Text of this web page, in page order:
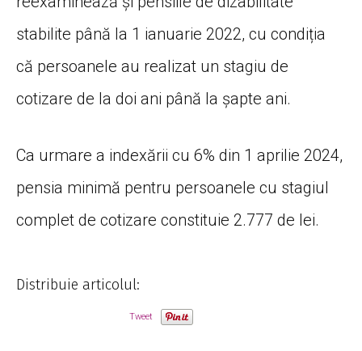
stabilite până la 1 ianuarie 2022, cu condiția
că persoanele au realizat un stagiu de
cotizare de la doi ani până la șapte ani.
Ca urmare a indexării cu 6% din 1 aprilie 2024,
pensia minimă pentru persoanele cu stagiul
complet de cotizare constituie 2.777 de lei.
Distribuie articolul:
Tweet